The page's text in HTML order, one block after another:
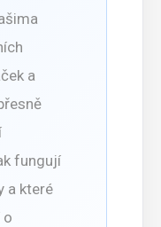
a
fungují
a které
o